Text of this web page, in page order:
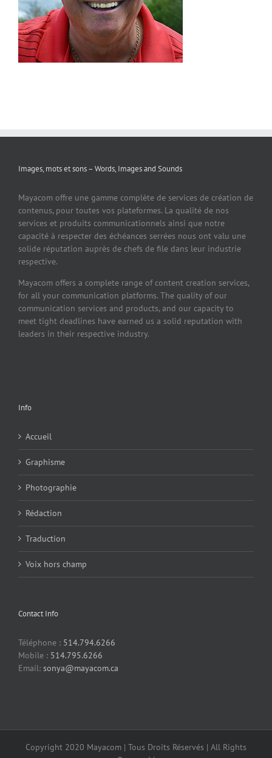
Images, mots et sons – Words, Images and Sounds
Mayacom offre une gamme complète de services de création de
contenus, pour toutes vos plateformes. La qualité de nos
services et produits communicationnels ainsi que notre
capacité à respecter des échéances serrées nous ont valu une
solide réputation auprès de chefs de file dans leur industrie
respective.
Mayacom offers a complete range of content creation services,
for all your communication platforms. The quality of our
communication services and products, and our capacity to
meet tight deadlines have earned us a solid reputation with
leaders in their respective industry.
Info
Accueil
Graphisme
Photographie
Rédaction
Traduction
Voix hors champ
Contact Info
Téléphone : 514.794.6266
Mobile : 514.795.6266
Email: sonya@mayacom.ca
Copyright 2020 Mayacom | Tous Droits Réservés | All Rights